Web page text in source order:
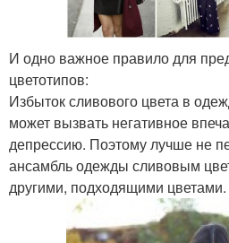
И одно важное правило для
цветотипов:
Избыток сливового цвета в
может вызвать негативное
депрессию. Поэтому лучше не
ансамбль одежды сливовым
другими, подходящими цветами.